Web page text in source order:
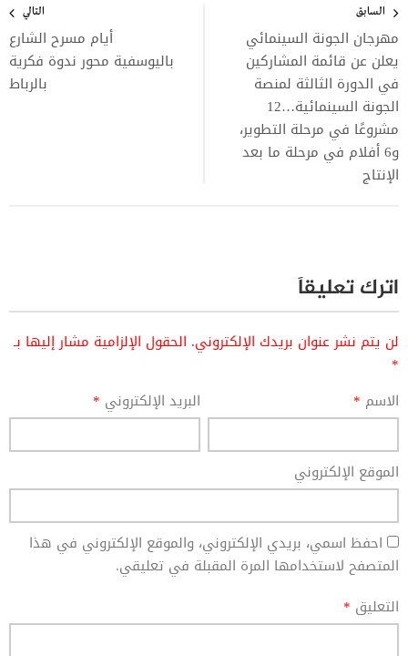
المقالات
السابق
مهرجان الجونة السينمائي
يعلن عن قائمة المشاركين
في الدورة الثالثة لمنصة
الجونة السينمائية…12
مشروعًا في مرحلة التطوير،
و6 أفلام في مرحلة ما بعد
الإنتاج
التالي
أيام مسرح الشارع
باليوسفية محور ندوة فكرية
بالرباط
اترك تعليقاً
لن يتم نشر عنوان بريدك الإلكتروني. الحقول الإلزامية مشار إليها بـ
*
الاسم * البريد الإلكتروني *
الموقع الإلكتروني
احفظ اسمي، بريدي الإلكتروني، والموقع الإلكتروني في هذا
المتصفح لاستخدامها المرة المقبلة في تعليقي.
التعليق *